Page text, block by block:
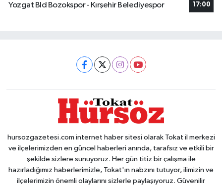
Yozgat Bld Bozokspor - Kırşehir Belediyespor 17:00
hursozgazetesi.com internet haber sitesi olarak Tokat il merkezi
ve ilçelerimizden en güncel haberleri anında, tarafsız ve etkili bir
şekilde sizlere sunuyoruz. Her gün titiz bir çalışma ile
hazırladığımız haberlerimizle, Tokat'ın nabzını tutuyor, ilimizin ve
ilçelerimizin önemli olaylarını sizlerle paylaşıyoruz. Güvenilir